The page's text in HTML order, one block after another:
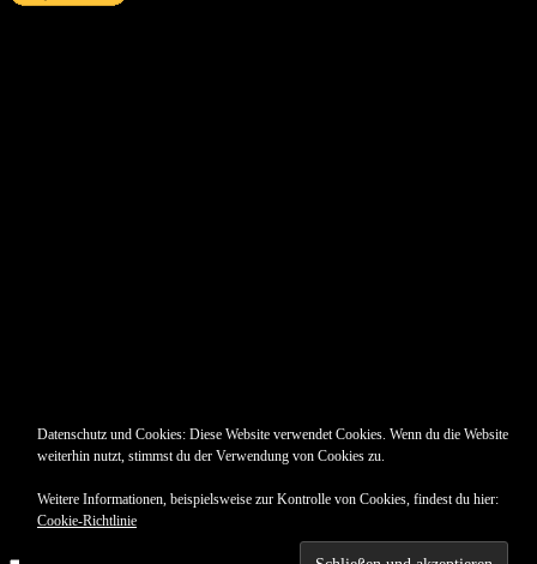
Datenschutz und Cookies: Diese Website verwendet Cookies. Wenn du die Website
weiterhin nutzt, stimmst du der Verwendung von Cookies zu.
Weitere Informationen, beispielsweise zur Kontrolle von Cookies, findest du hier:
Cookie-Richtlinie